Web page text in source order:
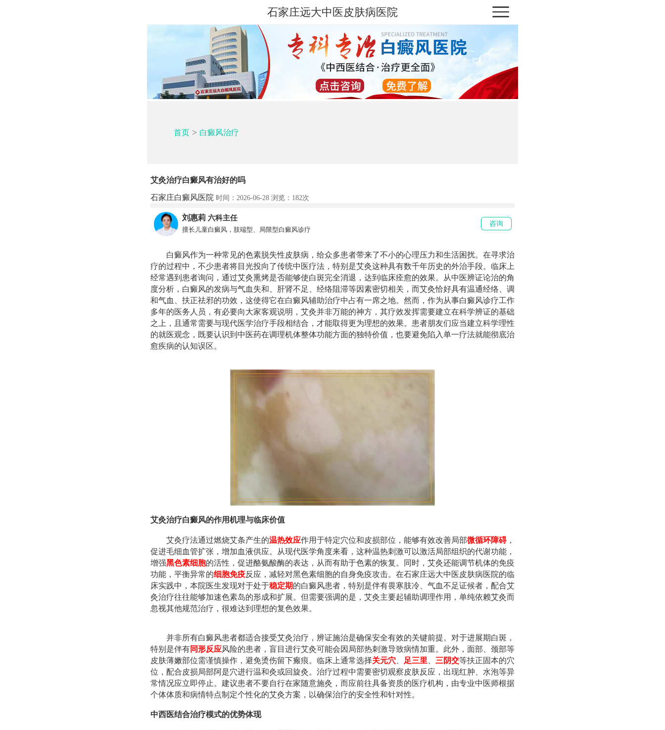
石家庄远大中医皮肤病医院
首页> 白癜风治疗
艾灸治疗白癜风有治好的吗
石家庄白癜风医院 时间：2026-06-28 浏览： 182次
刘惠莉 六科主任
擅长儿童白癜风，肢端型、局限型白癜风诊疗
咨询
白癜风作为一种常见的色素脱失性皮肤病，给众多患者带来了不小的心理压力和生活困扰。在寻求治
疗的过程中，不少患者将目光投向了传统中医疗法，特别是艾灸这种具有数千年历史的外治手段。临床上
经常遇到患者询问，通过艾灸熏烤是否能够使白斑完全消退，达到临床痊愈的效果。从中医辨证论治的角
度分析，白癜风的发病与气血失和、肝肾不足、经络阻滞等因素密切相关，而艾灸恰好具有温通经络、调
和气血、扶正祛邪的功效，这使得它在白癜风辅助治疗中占有一席之地。然而，作为从事白癜风诊疗工作
多年的医务人员，有必要向大家客观说明，艾灸并非万能的神方，其疗效发挥需要建立在科学辨证的基础
之上，且通常需要与现代医学治疗手段相结合，才能取得更为理想的效果。患者朋友们应当建立科学理性
的就医观念，既要认识到中医药在调理机体整体功能方面的独特价值，也要避免陷入单一疗法就能彻底治
愈疾病的认知误区。
艾灸治疗白癜风的作用机理与临床价值
艾灸疗法通过燃烧艾条产生的温热效应作用于特定穴位和皮损部位，能够有效改善局部微循环障碍，
促进毛细血管扩张，增加血液供应。从现代医学角度来看，这种温热刺激可以激活局部组织的代谢功能，
增强黑色素细胞的活性，促进酪氨酸酶的表达，从而有助于色素的恢复。同时，艾灸还能调节机体的免疫
功能，平衡异常的细胞免疫反应，减轻对黑色素细胞的自身免疫攻击。在石家庄远大中医皮肤病医院的临
床实践中，本院医生发现对于处于稳定期的白癜风患者，特别是伴有畏寒肢冷、气血不足证候者，配合艾
灸治疗往往能够加速色素岛的形成和扩展。但需要强调的是，艾灸主要起辅助调理作用，单纯依赖艾灸而
忽视其他规范治疗，很难达到理想的复色效果。
并非所有白癜风患者都适合接受艾灸治疗，辨证施治是确保安全有效的关键前提。对于进展期白斑，
特别是伴有同形反应风险的患者，盲目进行艾灸可能会因局部热刺激导致病情加重。此外，面部、颈部等
皮肤薄嫩部位需谨慎操作，避免烫伤留下瘢痕。临床上通常选择关元穴 足三里 三阴交等扶正固本的穴
位，配合皮损局部阿是穴进行温和灸或回旋灸。治疗过程中需要密切观察皮肤反应，出现红肿、水泡等异
常情况应立即停止。建议患者不要自行在家随意施灸，而应前往具备资质的医疗机构，由专业中医师根据
个体体质和病情特点制定个性化的艾灸方案，以确保治疗的安全性和针对性。
中西医结合治疗模式的优势体现